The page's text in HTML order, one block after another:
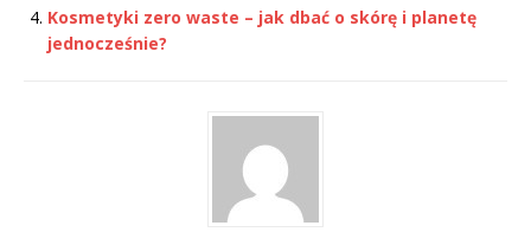
Kosmetyki zero waste – jak dbać o skórę i planetę
jednocześnie?